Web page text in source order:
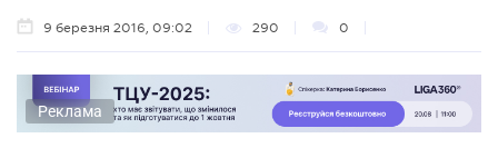
9 березня 2016, 09:02 290 0
Реклама